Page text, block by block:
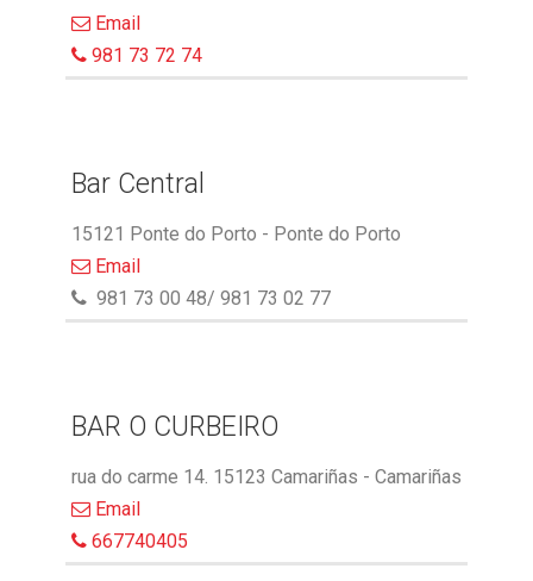
Email
981 73 72 74
Bar Central
15121 Ponte do Porto - Ponte do Porto
Email
981 73 00 48/ 981 73 02 77
BAR O CURBEIRO
rua do carme 14. 15123 Camariñas - Camariñas
Email
667740405